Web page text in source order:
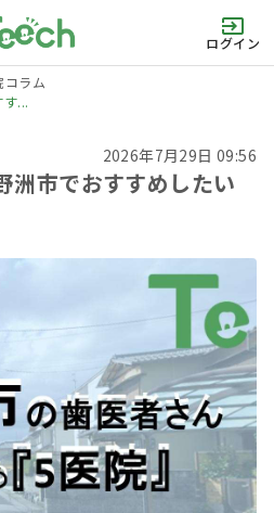
ログイン
コラム
す...
2026年7月29日 09:56
洲市でおすすめしたい